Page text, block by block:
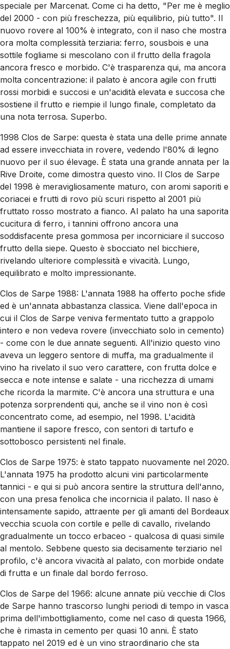
speciale per Marcenat. Come ci ha detto, "Per me è meglio
del 2000 - con più freschezza, più equilibrio, più tutto". Il
nuovo rovere al 100% è integrato, con il naso che mostra
ora molta complessità terziaria: ferro, sousbois e una
sottile fogliame si mescolano con il frutto della fragola
ancora fresco e morbido. C'è trasparenza qui, ma ancora
molta concentrazione: il palato è ancora agile con frutti
rossi morbidi e succosi e un'acidità elevata e succosa che
sostiene il frutto e riempie il lungo finale, completato da
una nota terrosa. Superbo.
1998 Clos de Sarpe: questa è stata una delle prime annate
ad essere invecchiata in rovere, vedendo l'80% di legno
nuovo per il suo élevage. È stata una grande annata per la
Rive Droite, come dimostra questo vino. Il Clos de Sarpe
del 1998 è meravigliosamente maturo, con aromi saporiti e
coriacei e frutti di rovo più scuri rispetto al 2001 più
fruttato rosso mostrato a fianco. Al palato ha una saporita
cucitura di ferro, i tannini offrono ancora una
soddisfacente presa gommosa per incorniciare il succoso
frutto della siepe. Questo è sbocciato nel bicchiere,
rivelando ulteriore complessità e vivacità. Lungo,
equilibrato e molto impressionante.
Clos de Sarpe 1988: L'annata 1988 ha offerto poche sfide
ed è un'annata abbastanza classica. Viene dall'epoca in
cui il Clos de Sarpe veniva fermentato tutto a grappolo
intero e non vedeva rovere (invecchiato solo in cemento)
- come con le due annate seguenti. All'inizio questo vino
aveva un leggero sentore di muffa, ma gradualmente il
vino ha rivelato il suo vero carattere, con frutta dolce e
secca e note intense e salate - una ricchezza di umami
che ricorda la marmite. C'è ancora una struttura e una
potenza sorprendenti qui, anche se il vino non è così
concentrato come, ad esempio, nel 1998. L'acidità
mantiene il sapore fresco, con sentori di tartufo e
sottobosco persistenti nel finale.
Clos de Sarpe 1975: è stato tappato nuovamente nel 2020.
L'annata 1975 ha prodotto alcuni vini particolarmente
tannici - e qui si può ancora sentire la struttura dell'anno,
con una presa fenolica che incornicia il palato. Il naso è
intensamente sapido, attraente per gli amanti del Bordeaux
vecchia scuola con cortile e pelle di cavallo, rivelando
gradualmente un tocco erbaceo - qualcosa di quasi simile
al mentolo. Sebbene questo sia decisamente terziario nel
profilo, c'è ancora vivacità al palato, con morbide ondate
di frutta e un finale dal bordo ferroso.
Clos de Sarpe del 1966: alcune annate più vecchie di Clos
de Sarpe hanno trascorso lunghi periodi di tempo in vasca
prima dell'imbottigliamento, come nel caso di questa 1966,
che è rimasta in cemento per quasi 10 anni. È stato
tappato nel 2019 ed è un vino straordinario che sta